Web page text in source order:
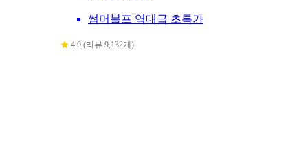
썸머블프 역대급 초특가
4.9 (리뷰 9,132개)